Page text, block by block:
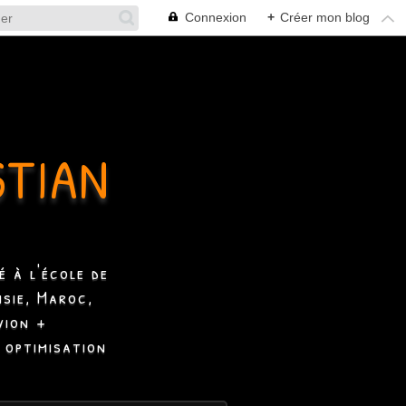
Connexion + Créer mon blog
à l'école de
Maroc,
+